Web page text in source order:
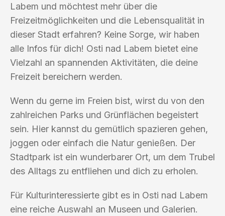
Labem und möchtest mehr über die
Freizeitmöglichkeiten und die Lebensqualität in
dieser Stadt erfahren? Keine Sorge, wir haben
alle Infos für dich! Osti nad Labem bietet eine
Vielzahl an spannenden Aktivitäten, die deine
Freizeit bereichern werden.
Wenn du gerne im Freien bist, wirst du von den
zahlreichen Parks und Grünflächen begeistert
sein. Hier kannst du gemütlich spazieren gehen,
joggen oder einfach die Natur genießen. Der
Stadtpark ist ein wunderbarer Ort, um dem Trubel
des Alltags zu entfliehen und dich zu erholen.
Für Kulturinteressierte gibt es in Osti nad Labem
eine reiche Auswahl an Museen und Galerien.